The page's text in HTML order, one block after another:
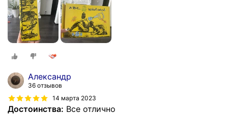
Александр
36 отзывов
14 марта 2023
Достоинства: Все отлично